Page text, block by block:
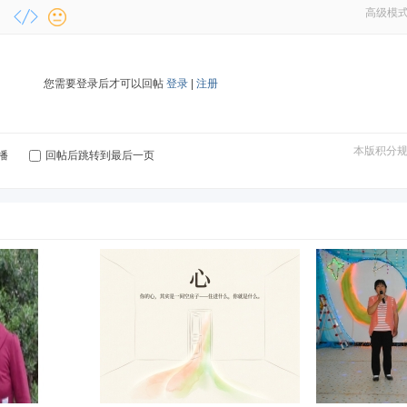
高级模
您需要登录后才可以回帖 登录 注册
本版积分
回帖后跳转到最后一页